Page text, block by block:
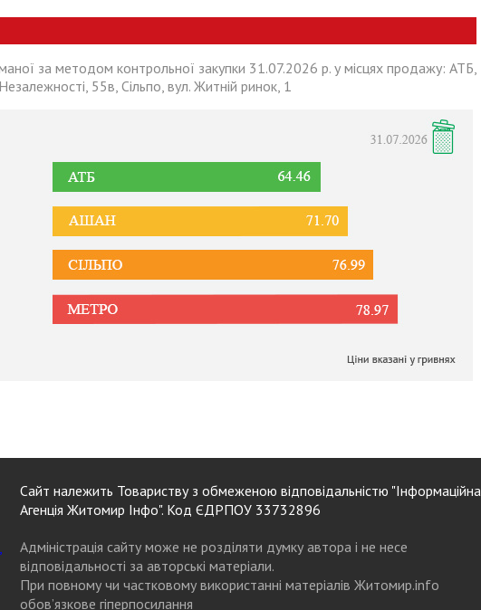
за методом контрольної закупки 31.07.2026 р. у місцях продажу: АТБ,
55в, Сільпо, вул. Житній ринок, 1
Сайт належить Товариству з обмеженою відповідальністю "Інформаційна
Агенція Житомир Інфо". Код ЄДРПОУ 33732896
Адміністрація сайту може не розділяти думку автора і не несе
відповідальності за авторські матеріали.
При повному чи частковому використанні матеріалів Житомир.info
обов’язкове гіперпосилання